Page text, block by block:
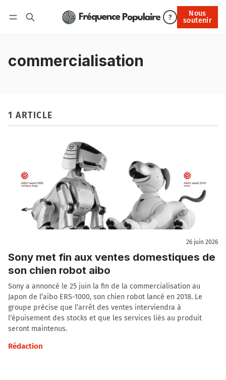
?
Nous
soutenir
Nous soutenir
commercialisation
1 ARTICLE
26 juin 2026
Sony met fin aux ventes domestiques de
son chien robot aibo
Sony a annoncé le 25 juin la fin de la commercialisation au
Japon de l’aibo ERS-1000, son chien robot lancé en 2018. Le
groupe précise que l’arrêt des ventes interviendra à
l’épuisement des stocks et que les services liés au produit
seront maintenus.
Rédaction